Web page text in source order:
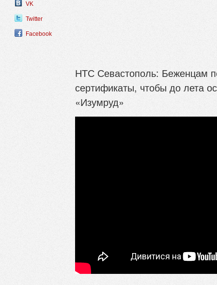
VK
Twitter
Facebook
НТС Севастополь: Беженцам
сертификаты, чтобы до лета
«Изумруд»